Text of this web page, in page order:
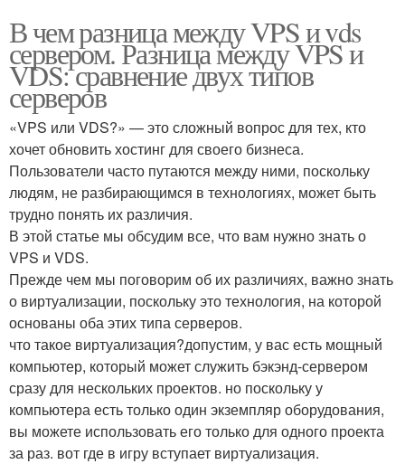
В чем разница между VPS и vds
сервером. Разница между VPS и
VDS: сравнение двух типов
серверов
«VPS или VDS?» — это сложный вопрос для тех, кто
хочет обновить хостинг для своего бизнеса.
Пользователи часто путаются между ними, поскольку
людям, не разбирающимся в технологиях, может быть
трудно понять их различия.
В этой статье мы обсудим все, что вам нужно знать о
VPS и VDS.
Прежде чем мы поговорим об их различиях, важно знать
о виртуализации, поскольку это технология, на которой
основаны оба этих типа серверов.
что такое виртуализация?допустим, у вас есть мощный
компьютер, который может служить бэкэнд-сервером
сразу для нескольких проектов. но поскольку у
компьютера есть только один экземпляр оборудования,
вы можете использовать его только для одного проекта
за раз. вот где в игру вступает виртуализация.